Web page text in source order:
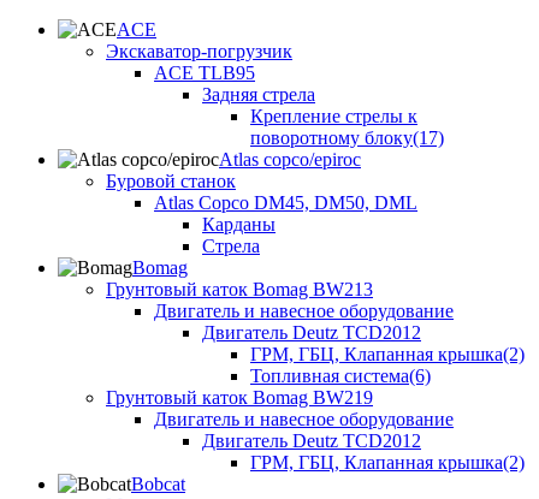
ACE
Экскаватор-погрузчик
ACE TLB95
Задняя стрела
Крепление стрелы к
поворотному блоку(17)
Atlas copco/epiroc
Буровой станок
Atlas Copco DM45, DM50, DML
Карданы
Стрела
Bomag
Грунтовый каток Bomag BW213
Двигатель и навесное оборудование
Двигатель Deutz TCD2012
ГРМ, ГБЦ, Клапанная крышка(2)
Топливная система(6)
Грунтовый каток Bomag BW219
Двигатель и навесное оборудование
Двигатель Deutz TCD2012
ГРМ, ГБЦ, Клапанная крышка(2)
Bobcat